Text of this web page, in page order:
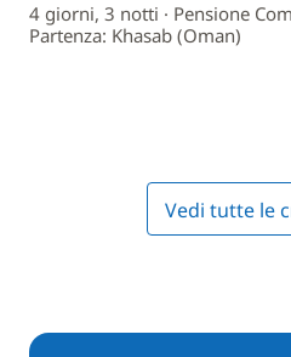
4 giorni, 3 notti · Pensione
Partenza: Khasab (Oman)
Vedi tutte le